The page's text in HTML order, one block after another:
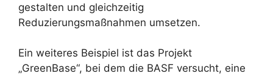
gestalten und gleichzeitig
Reduzierungsmaßnahmen umsetzen.
Ein weiteres Beispiel ist das Projekt
„GreenBase“, bei dem die BASF versucht, eine